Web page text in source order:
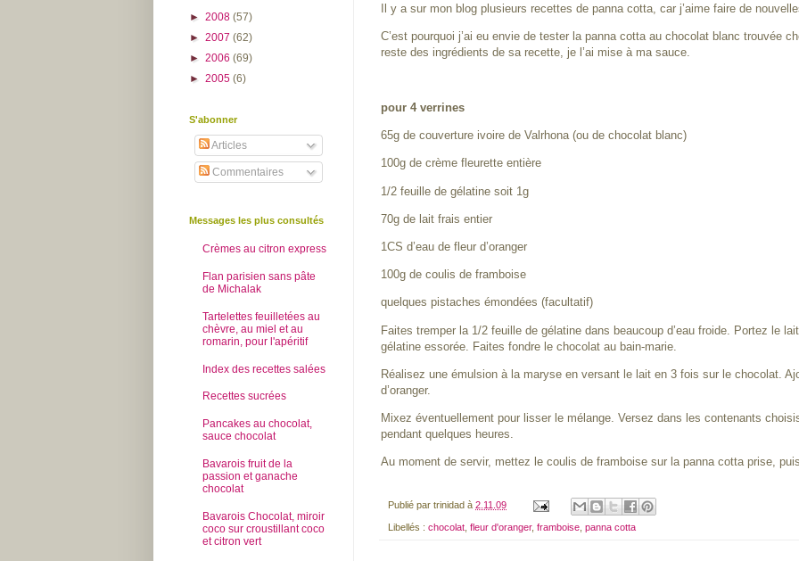
Il y a sur mon blog plusieurs recettes de panna cotta, car j’aime faire de
C’est pourquoi j’ai eu envie de tester la panna cotta au chocolat blanc trouvée
reste des ingrédients de sa recette, je l’ai mise à ma sauce.
pour 4 verrines
65g de couverture ivoire de Valrhona (ou de chocolat blanc)
100g de crème fleurette entière
1/2 feuille de gélatine soit 1g
70g de lait frais entier
1CS d’eau de fleur d’oranger
100g de coulis de framboise
quelques pistaches émondées (facultatif)
Faites tremper la 1/2 feuille de gélatine dans beaucoup d’eau froide. Portez le
gélatine essorée. Faites fondre le chocolat au bain-marie.
Réalisez une émulsion à la maryse en versant le lait en 3 fois sur le chocolat.
d’oranger.
Mixez éventuellement pour lisser le mélange. Versez dans les contenants
pendant quelques heures.
Au moment de servir, mettez le coulis de framboise sur la panna cotta prise,
Publié par trinidad à 2.11.09
Libellés : chocolat fleur d'oranger, framboise panna cotta
► 2008 (57)
► 2007 (62)
► 2006 (69)
► 2005 (6)
S'abonner
Articles
Commentaires
Messages les plus consultés
Crèmes au citron express
Flan parisien sans pâte
de Michalak
Tartelettes feuilletées au
chèvre, au miel et au
romarin, pour l'apéritif
Index des recettes salées
Recettes sucrées
Pancakes au chocolat,
sauce chocolat
Bavarois fruit de la
passion et ganache
chocolat
Bavarois Chocolat, miroir
coco sur croustillant coco
et citron vert